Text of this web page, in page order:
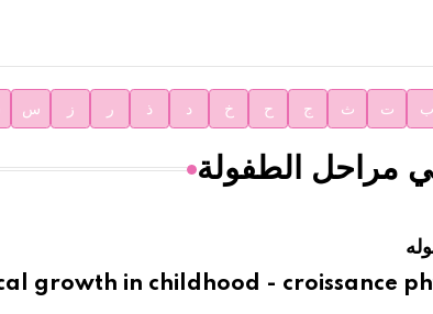
الطباع مدير عام لهيئة الموسوعة العربية
ب ت ث ج ح خ د ذ ر ز س
مراحل الطفولة
growth in childhood - croissance